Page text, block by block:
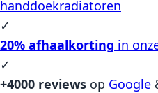
handdoekradiatoren
✓
20% afhaalkorting in
✓
+4000 reviews op Google